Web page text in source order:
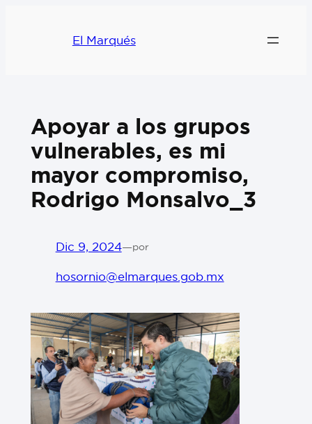
El Marqués
Apoyar a los grupos
vulnerables, es mi
mayor compromiso,
Rodrigo Monsalvo_3
Dic 9, 2024—por
hosornio@elmarques.gob.mx